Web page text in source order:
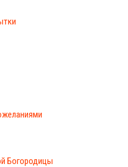
Богородицы